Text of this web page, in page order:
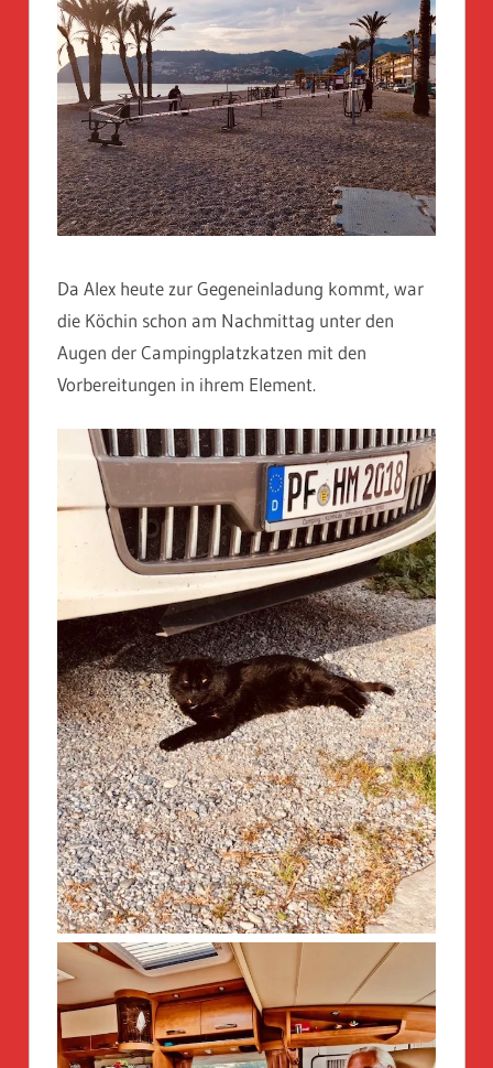
Da Alex heute zur Gegeneinladung kommt, war
die Köchin schon am Nachmittag unter den
Augen der Campingplatzkatzen mit den
Vorbereitungen in ihrem Element.